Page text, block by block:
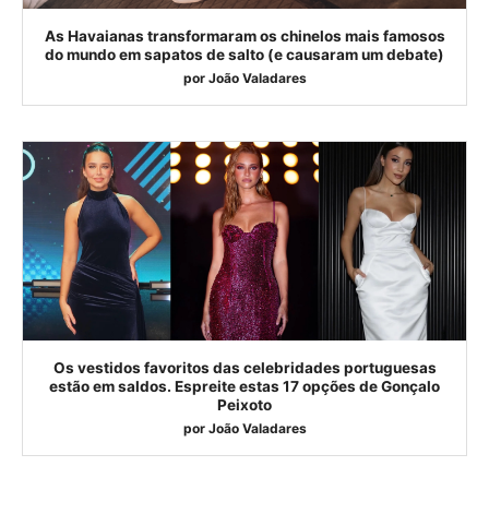
As Havaianas transformaram os chinelos mais famosos
do mundo em sapatos de salto (e causaram um debate)
por João Valadares
Os vestidos favoritos das celebridades portuguesas
estão em saldos. Espreite estas 17 opções de Gonçalo
Peixoto
por João Valadares